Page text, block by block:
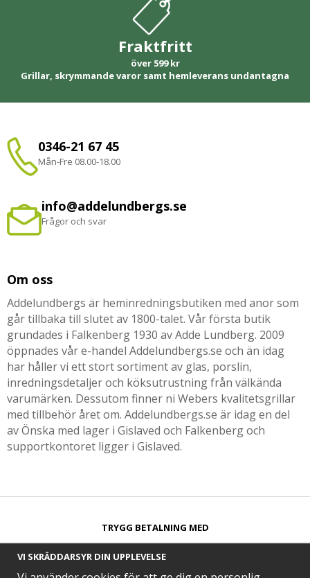
Fraktfritt
över 599 kr
Grillar, skrymmande varor samt hemleverans undantagna
0346-21 67 45
Mån-Fre 08.00-18.00
info@addelundbergs.se
Frågor och svar
Om oss
Addelundbergs är heminredningsbutiken med anor som
går tillbaka till slutet av 1800-talet. Vår första butik
grundades i Falkenberg 1930 av Adde Lundberg. 2009
öppnades vår e-handel Addelundbergs.se och än idag
har håller vi ett stort sortiment av glas, porslin,
inredningsdetaljer och köksutrustning från välkända
varumärken. Dessutom finner ni Webers kvalitetsgrillar
med tillbehör året om. Addelundbergs.se är idag en del
av Önska med lager i Gislaved och Falkenberg och
supportkontoret ligger i Gislaved.
TRYGG BETALNING MED​
VI SKRÄDDARSYR DIN UPPLEVELSE